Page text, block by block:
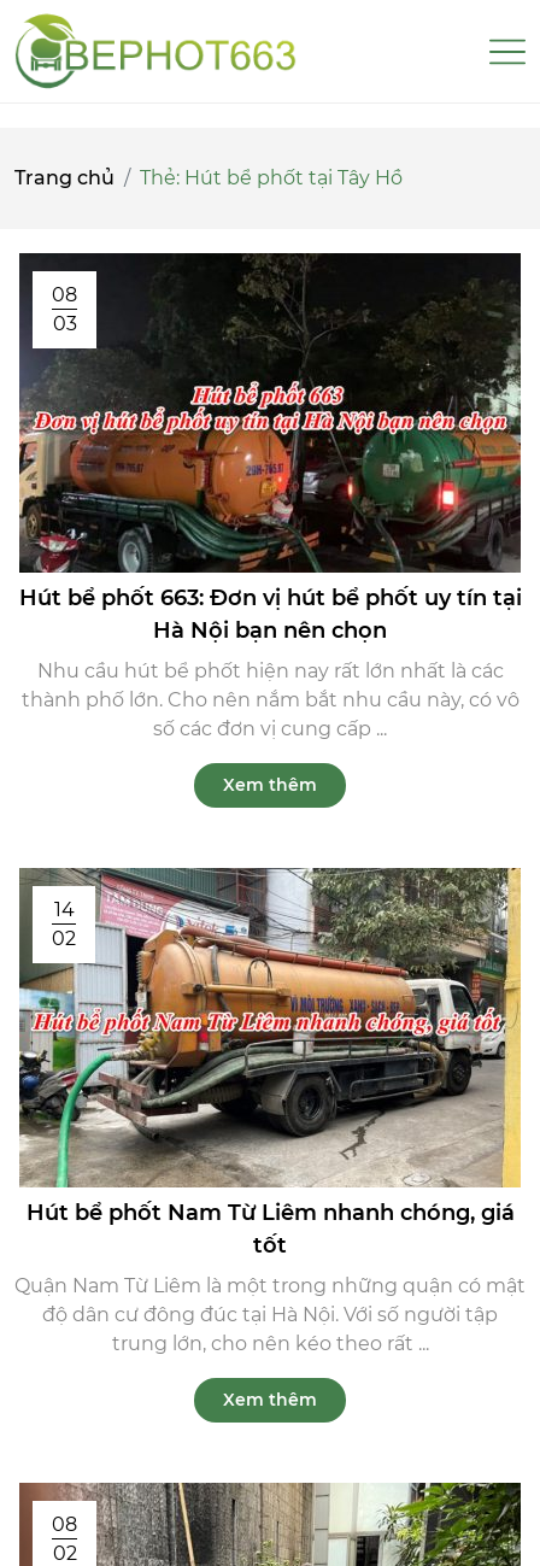
Trang chủ Thẻ: Hút bể phốt tại Tây Hồ
08
03
Hút bể phốt 663: Đơn vị hút bể phốt uy tín tại
Hà Nội bạn nên chọn
Nhu cầu hút bể phốt hiện nay rất lớn nhất là các
thành phố lớn. Cho nên nắm bắt nhu cầu này, có vô
số các đơn vị cung cấp ...
Xem thêm
14
02
Hút bể phốt Nam Từ Liêm nhanh chóng, giá
tốt
Quận Nam Từ Liêm là một trong những quận có mật
độ dân cư đông đúc tại Hà Nội. Với số người tập
trung lớn, cho nên kéo theo rất ...
Xem thêm
08
02